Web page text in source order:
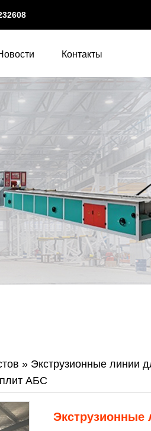
Контакты
» Экструзионные линии
АБС
Экструзионные